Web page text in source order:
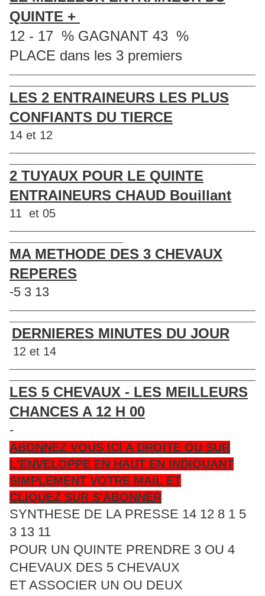
QUINTE +
12 - 17 % GAGNANT 43 %
PLACE dans les 3 premiers
LES 2 ENTRAINEURS LES PLUS
CONFIANTS DU TIERCE
14 et 12
2 TUYAUX POUR LE QUINTE
ENTRAINEURS CHAUD Bouillant
11 et 05
MA METHODE DES 3 CHEVAUX
REPERES
-5 3 13
DERNIERES MINUTES DU JOUR
12 et 14
LES 5 CHEVAUX - LES MEILLEURS
CHANCES A 12 H 00
-
ABONNEZ VOUS ICI A DROITE OU SUR
L'ENVELOPPE EN HAUT EN INDIQUANT
SIMPLEMENT VOTRE MAIL ET
CLIQUEZ SUR S'ABONNER
SYNTHESE DE LA PRESSE 14 12 8 1 5
3 13 11
POUR UN QUINTE PRENDRE 3 OU 4
CHEVAUX DES 5 CHEVAUX
ET ASSOCIER UN OU DEUX